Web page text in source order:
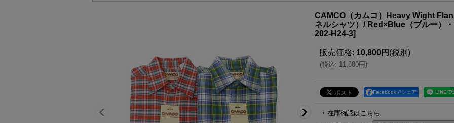
CAMCO（カムコ）Heavy Wight
ネルシャツ）/ Red×Blue（ブルー）
202-H24-3]
販売価格: 10,800円 (税別)
(税込: 11,880円)
Facebookでシェア
在庫確認はこちら